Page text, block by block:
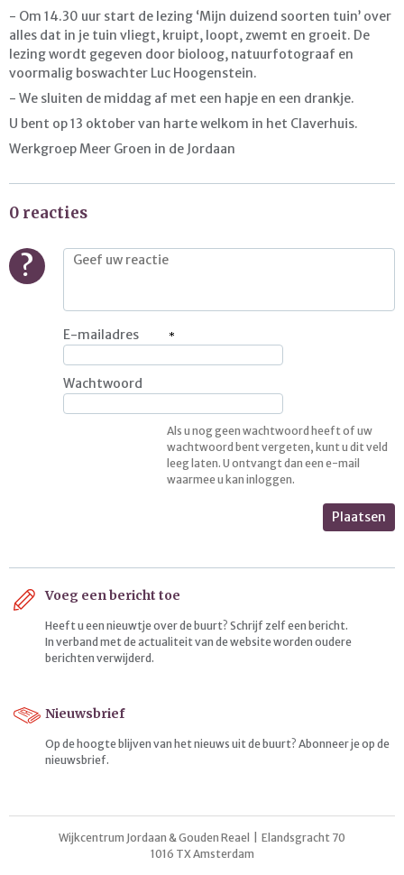
- Om 14.30 uur start de lezing ‘Mijn duizend soorten tuin’ over
alles dat in je tuin vliegt, kruipt, loopt, zwemt en groeit. De
lezing wordt gegeven door bioloog, natuurfotograaf en
voormalig boswachter Luc Hoogenstein.
- We sluiten de middag af met een hapje en een drankje.
U bent op 13 oktober van harte welkom in het Claverhuis.
Werkgroep Meer Groen in de Jordaan
0 reacties
?
E-mailadres
Wachtwoord
Als u nog geen wachtwoord heeft of uw
wachtwoord bent vergeten, kunt u dit veld
leeg laten. U ontvangt dan een e-mail
waarmee u kan inloggen.
Plaatsen
Voeg een bericht toe
Heeft u een nieuwtje over de buurt? Schrijf zelf een bericht.
In verband met de actualiteit van de website worden oudere
berichten verwijderd.
Nieuwsbrief
Op de hoogte blijven van het nieuws uit de buurt? Abonneer je op de
nieuwsbrief.
Wijkcentrum Jordaan & Gouden Reael | Elandsgracht 70
1016 TX Amsterdam